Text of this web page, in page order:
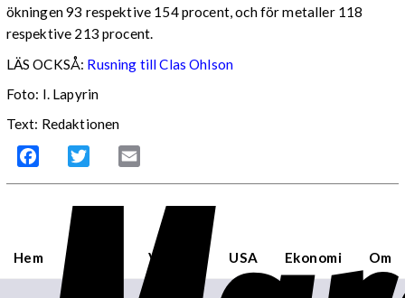
ökningen 93 respektive 154 procent, och för metaller 118
respektive 213 procent.
LÄS OCKSÅ: Rusning till Clas Ohlson
Foto: I. Lapyrin
Text: Redaktionen
Facebook Twitter
Hem Världen USA Ekonomi Om